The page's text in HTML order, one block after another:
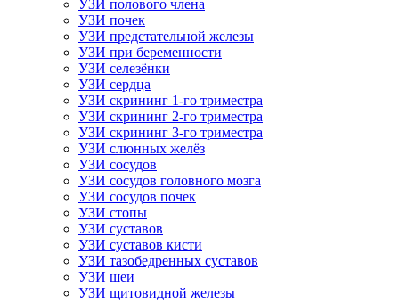
УЗИ полового члена
УЗИ почек
УЗИ предстательной железы
УЗИ при беременности
УЗИ селезёнки
УЗИ сердца
УЗИ скрининг 1-го триместра
УЗИ скрининг 2-го триместра
УЗИ скрининг 3-го триместра
УЗИ слюнных желёз
УЗИ сосудов
УЗИ сосудов головного мозга
УЗИ сосудов почек
УЗИ стопы
УЗИ суставов
УЗИ суставов кисти
УЗИ тазобедренных суставов
УЗИ шеи
УЗИ щитовидной железы